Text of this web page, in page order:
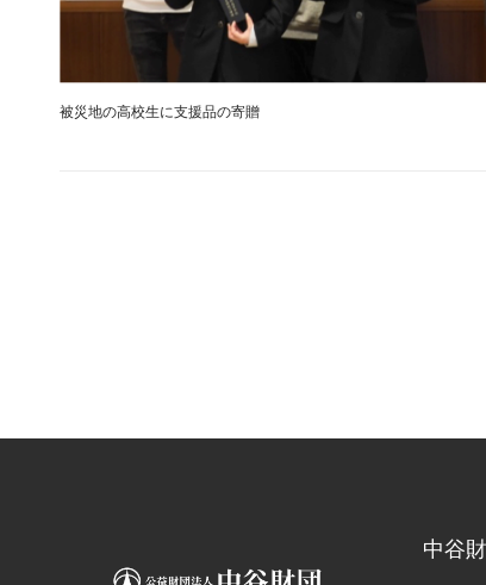
被災地の高校生に支援品の寄贈
中谷